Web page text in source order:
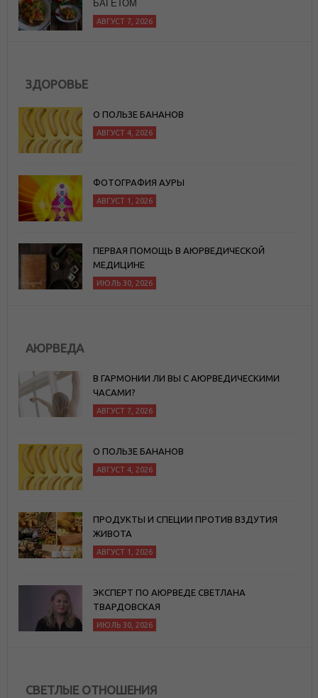
ЗДОРОВЬЕ
О ПОЛЬЗЕ БАНАНОВ
АВГУСТ 4, 2026
ФОТОГРАФИЯ АУРЫ
АВГУСТ 1, 2026
ПЕРВАЯ ПОМОЩЬ В АЮРВЕДИЧЕСКОЙ
МЕДИЦИНЕ
ИЮЛЬ 30, 2026
АЮРВЕДА
В ГАРМОНИИ ЛИ ВЫ С АЮРВЕДИЧЕСКИМИ
ЧАСАМИ?
АВГУСТ 7, 2026
О ПОЛЬЗЕ БАНАНОВ
АВГУСТ 4, 2026
ПРОДУКТЫ И СПЕЦИИ ПРОТИВ ВЗДУТИЯ
ЖИВОТА
АВГУСТ 1, 2026
ЭКСПЕРТ ПО АЮРВЕДЕ СВЕТЛАНА
ТВАРДОВСКАЯ
ИЮЛЬ 30, 2026
СВЕТЛЫЕ ОТНОШЕНИЯ